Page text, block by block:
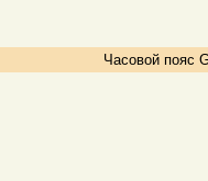
Часовой пояс